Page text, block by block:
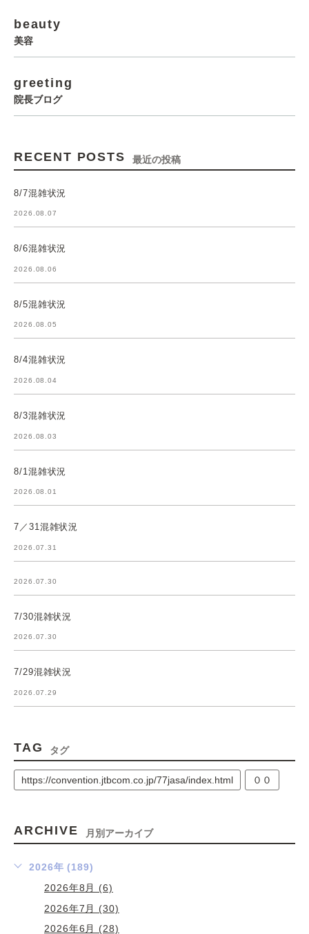
beauty
美容
greeting
院長ブログ
RECENT POSTS 最近の投稿
8/7混雑状況
2026.08.07
8/6混雑状況
2026.08.06
8/5混雑状況
2026.08.05
8/4混雑状況
2026.08.04
8/3混雑状況
2026.08.03
8/1混雑状況
2026.08.01
7／31混雑状況
2026.07.31
2026.07.30
7/30混雑状況
2026.07.30
7/29混雑状況
2026.07.29
TAG タグ
https://convention.jtbcom.co.jp/77jasa/index.html ００
ARCHIVE 月別アーカイブ
2026年 (189)
2026年8月 (6)
2026年7月 (30)
2026年6月 (28)